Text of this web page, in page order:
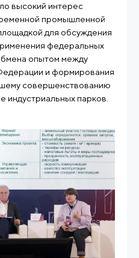
высокий интерес
промышленной
для обсуждения
федеральных
опытом между
и формирования
совершенствованию
индустриальных парков.